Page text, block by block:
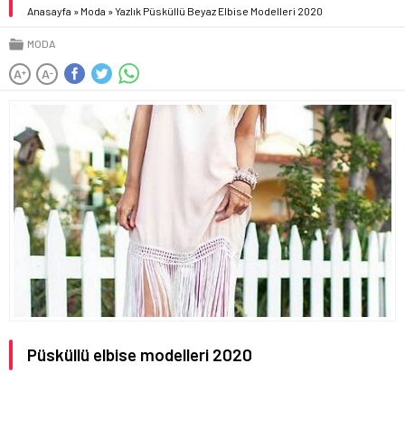
Anasayfa » Moda »Yazlık Püsküllü Beyaz Elbise Modelleri 2020
MODA
A+ A-
Püsküllü elbise modelleri 2020